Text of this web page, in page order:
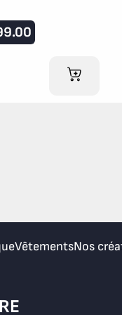
AJOUTER
VêtementsNos